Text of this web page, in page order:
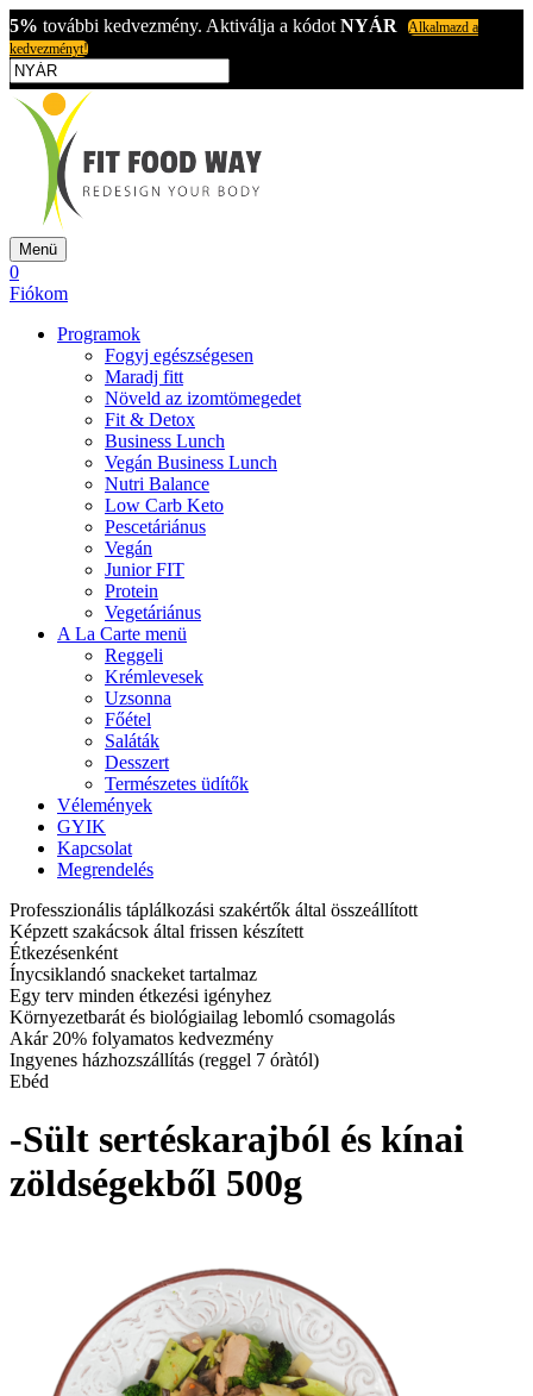
5% további kedvezmény. Aktiválja a kódot NYÁR
Alkalmazd a
kedvezményt!
Menü
0
Fiókom
Programok
Fogyj egészségesen
Maradj fitt
Növeld az izomtömegedet
Fit & Detox
Business Lunch
Vegán Business Lunch
Nutri Balance
Low Carb Keto
Pescetáriánus
Vegán
Junior FIT
Protein
Vegetáriánus
A La Carte menü
Reggeli
Krémlevesek
Uzsonna
Főétel
Saláták
Desszert
Természetes üdítők
Vélemények
GYIK
Kapcsolat
Megrendelés
Professzionális táplálkozási szakértők által összeállított
Képzett szakácsok által frissen készített
Étkezésenként
Ínycsiklandó snackeket tartalmaz
Egy terv minden étkezési igényhez
Környezetbarát és biológiailag lebomló csomagolás
Akár 20% folyamatos kedvezmény
Ingyenes házhozszállítás (reggel 7 óràtól)
Ebéd
-Sült sertéskarajból és kínai
zöldségekből 500g